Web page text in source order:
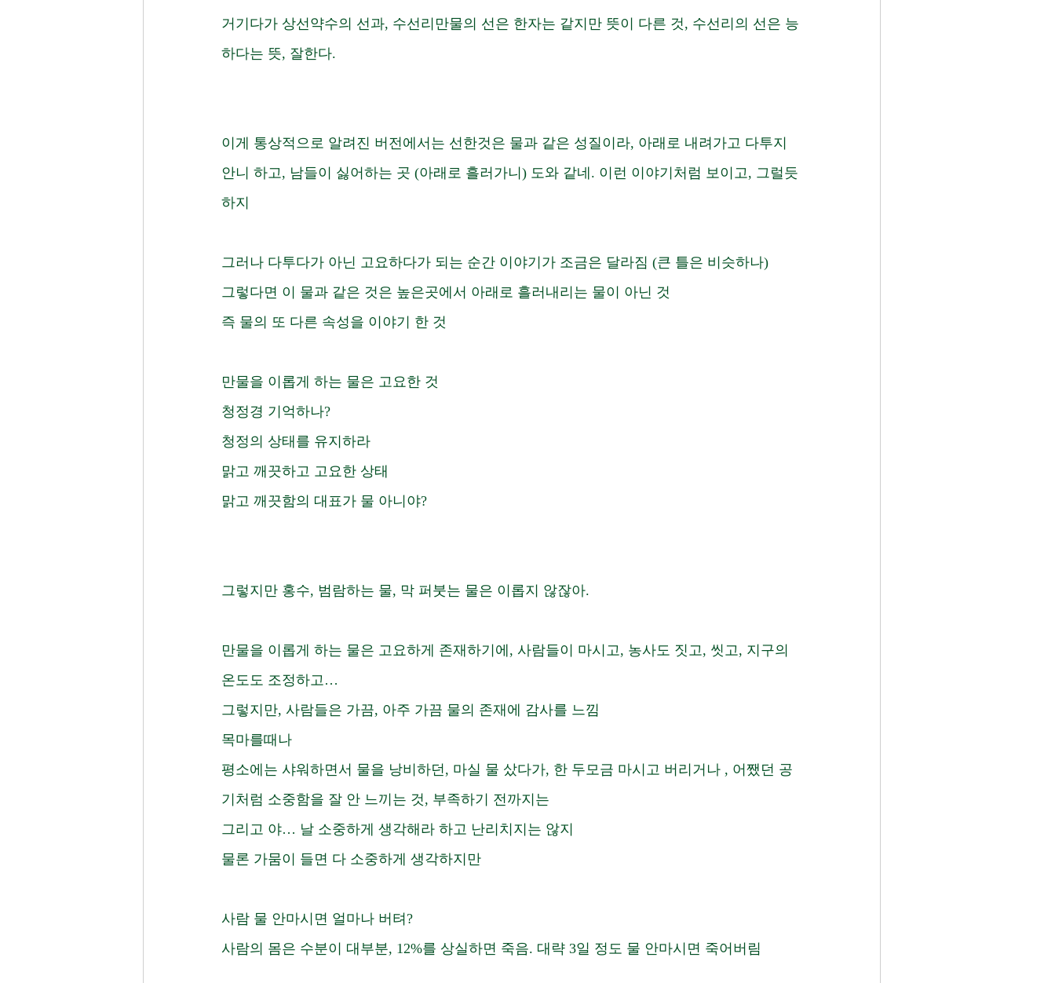
거기다가 상선약수의 선과, 수선리만물의 선은 한자는 같지만 뜻이 다른 것, 수선리의 선은 능
하다는 뜻, 잘한다.
이게 통상적으로 알려진 버전에서는 선한것은 물과 같은 성질이라, 아래로 내려가고 다투지
안니 하고, 남들이 싫어하는 곳 (아래로 흘러가니) 도와 같네. 이런 이야기처럼 보이고, 그럴듯
하지
그러나 다투다가 아닌 고요하다가 되는 순간 이야기가 조금은 달라짐 (큰 틀은 비슷하나)
그렇다면 이 물과 같은 것은 높은곳에서 아래로 흘러내리는 물이 아닌 것
즉 물의 또 다른 속성을 이야기 한 것
만물을 이롭게 하는 물은 고요한 것
청정경 기억하나?
청정의 상태를 유지하라
맑고 깨끗하고 고요한 상태
맑고 깨끗함의 대표가 물 아니야?
그렇지만 홍수, 범람하는 물, 막 퍼붓는 물은 이롭지 않잖아.
만물을 이롭게 하는 물은 고요하게 존재하기에, 사람들이 마시고, 농사도 짓고, 씻고, 지구의
온도도 조정하고…
그렇지만, 사람들은 가끔, 아주 가끔 물의 존재에 감사를 느낌
목마를때나
평소에는 샤워하면서 물을 낭비하던, 마실 물 샀다가, 한 두모금 마시고 버리거나 , 어쨌던 공
기처럼 소중함을 잘 안 느끼는 것, 부족하기 전까지는
그리고 야… 날 소중하게 생각해라 하고 난리치지는 않지
물론 가뭄이 들면 다 소중하게 생각하지만
사람 물 안마시면 얼마나 버텨?
사람의 몸은 수분이 대부분, 12%를 상실하면 죽음. 대략 3일 정도 물 안마시면 죽어버림